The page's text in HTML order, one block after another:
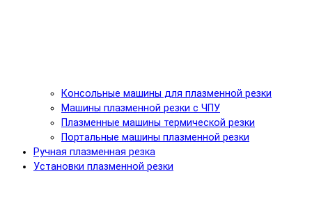
Консольные машины для плазменной резки
Машины плазменной резки с ЧПУ
Плазменные машины термической резки
Портальные машины плазменной резки
Ручная плазменная резка
Установки плазменной резки